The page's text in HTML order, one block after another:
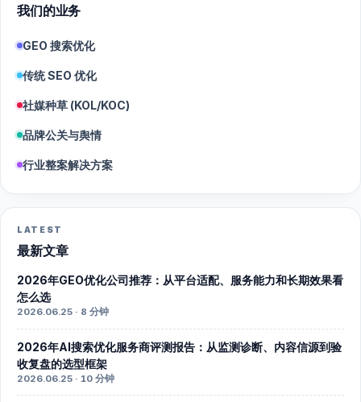
我们的业务
GEO 搜索优化
传统 SEO 优化
社媒种草 (KOL/KOC)
品牌公关与舆情
行业整案解决方案
LATEST
最新文章
2026年GEO优化公司推荐：从平台适配、服务能力和长期效果看
怎么选
2026.06.25 · 8 分钟
2026年AI搜索优化服务商评测报告：从监测诊断、内容信源到验
收复盘的选型框架
2026.06.25 · 10 分钟